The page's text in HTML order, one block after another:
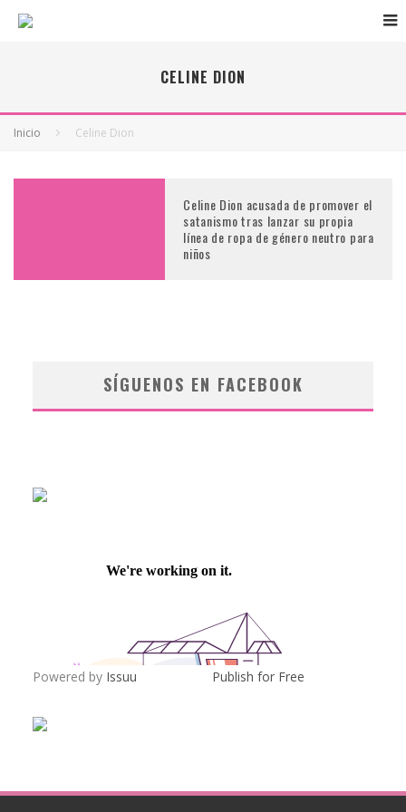
CELINE DION
Inicio Celine Dion
Celine Dion acusada de promover el
satanismo tras lanzar su propia
línea de ropa de género neutro para
niños
SÍGUENOS EN FACEBOOK
Powered by Issuu Publish for Free